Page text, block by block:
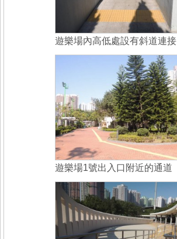
遊樂場內高低處設有斜道連接
遊樂場1號出入口附近的通道